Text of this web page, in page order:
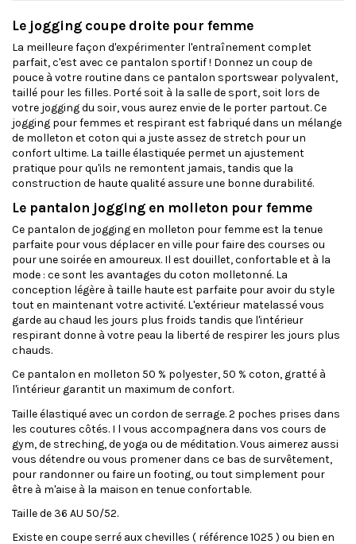
Le jogging coupe droite pour femme
La meilleure façon d'expérimenter l'entraînement complet
parfait, c'est avec ce pantalon sportif ! Donnez un coup de
pouce à votre routine dans ce pantalon sportswear polyvalent,
taillé pour les filles. Porté soit à la salle de sport, soit lors de
votre jogging du soir, vous aurez envie de le porter partout. Ce
jogging pour femmes et respirant est fabriqué dans un mélange
de molleton et coton qui a juste assez de stretch pour un
confort ultime. La taille élastiquée permet un ajustement
pratique pour qu'ils ne remontent jamais, tandis que la
construction de haute qualité assure une bonne durabilité.
Le pantalon jogging en molleton pour femme
Ce pantalon de jogging en molleton pour femme est la tenue
parfaite pour vous déplacer en ville pour faire des courses ou
pour une soirée en amoureux. Il est douillet, confortable et à la
mode : ce sont les avantages du coton molletonné. La
conception légère à taille haute est parfaite pour avoir du style
tout en maintenant votre activité. L'extérieur matelassé vous
garde au chaud les jours plus froids tandis que l'intérieur
respirant donne à votre peau la liberté de respirer les jours plus
chauds.
Ce pantalon en molleton 50 % polyester, 50 % coton, gratté à
l'intérieur garantit un maximum de confort.
Taille élastiqué avec un cordon de serrage. 2 poches prises dans
les coutures côtés. I l vous accompagnera dans vos cours de
gym, de streching, de yoga ou de méditation. Vous aimerez aussi
vous détendre ou vous promener dans ce bas de survêtement,
pour randonner ou faire un footing, ou tout simplement pour
être à m'aise à la maison en tenue confortable.
Taille de 36 AU 50/52.
Existe en coupe serré aux chevilles ( référence 1025 ) ou bien en